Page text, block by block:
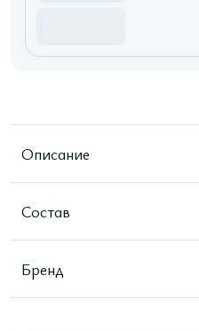
Описание
Состав
Бренд